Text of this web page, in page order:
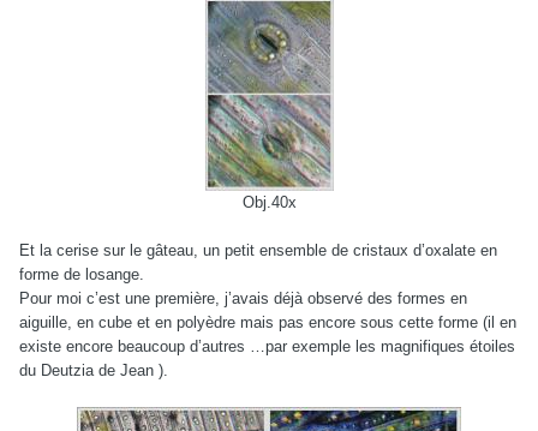
Obj.40x
Et la cerise sur le gâteau, un petit ensemble de cristaux d’oxalate en
forme de losange.
Pour moi c’est une première, j’avais déjà observé des formes en
aiguille, en cube et en polyèdre mais pas encore sous cette forme (il en
existe encore beaucoup d’autres …par exemple les magnifiques étoiles
du Deutzia de Jean ).